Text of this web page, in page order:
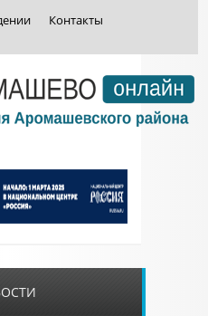
Контакты